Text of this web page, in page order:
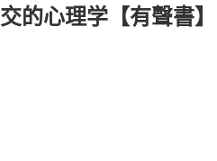
的心理学【有聲書】